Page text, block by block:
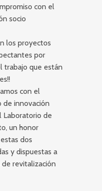
con el
socio
los proyectos
por
trabajo que están
con el
de innovación
Laboratorio de
un honor
dos
y dispuestas a
de revitalización